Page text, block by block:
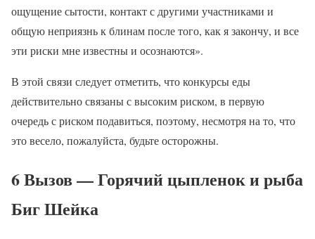
ощущение сытости, контакт с другими участниками и
общую неприязнь к блинам после того, как я закончу, и все
эти риски мне известны и осознаются».
В этой связи следует отметить, что конкурсы еды
действительно связаны с высоким риском, в первую
очередь с риском подавиться, поэтому, несмотря на то, что
это весело, пожалуйста, будьте осторожны.
6 Вызов — Горячий цыпленок и рыба
Биг Шейка